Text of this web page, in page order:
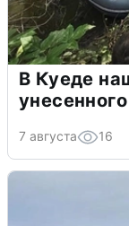
В Куеде
7 августа 16